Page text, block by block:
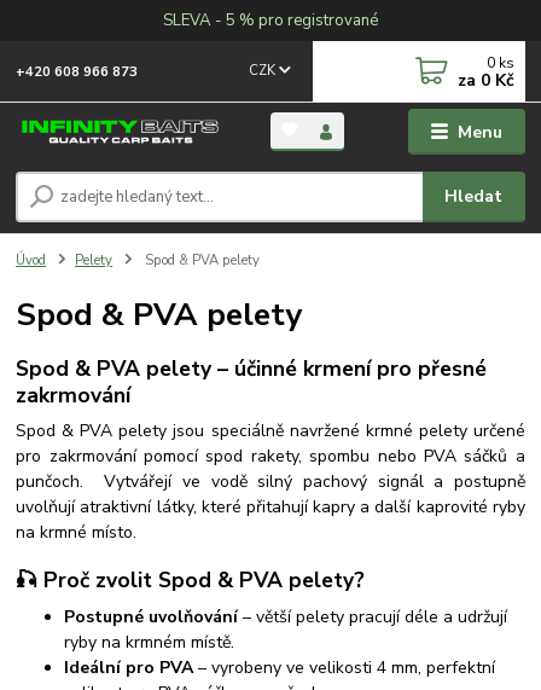
SLEVA - 5 % pro registrované
Menu
CZK
Hledat
+420 608 966 873 0 ks
za 0 Kč
Úvod Pelety Spod & PVA pelety
Spod & PVA pelety
Spod & PVA pelety – účinné krmení pro přesné
zakrmování
Spod & PVA pelety jsou speciálně navržené krmné pelety určené
pro zakrmování pomocí spod rakety, spombu nebo PVA sáčků a
punčoch.
Vytvářejí ve vodě silný pachový signál a postupně
uvolňují atraktivní látky, které přitahují kapry a další kaprovité ryby
na krmné místo.
🎣 Proč zvolit Spod & PVA pelety?
Postupné uvolňování– větší pelety pracují déle a udržují
ryby na krmném místě.
Ideální pro PVA– vyrobeny ve velikosti 4 mm, perfektní